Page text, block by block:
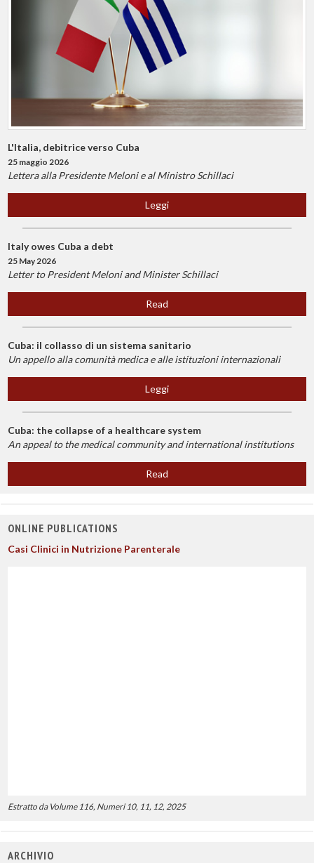
L'Italia, debitrice verso Cuba
25 maggio 2026
Lettera alla Presidente Meloni e al Ministro Schillaci
Leggi
Italy owes Cuba a debt
25 May 2026
Letter to President Meloni and Minister Schillaci
Read
Cuba: il collasso di un sistema sanitario
Un appello alla comunità medica e alle istituzioni internazionali
Leggi
Cuba: the collapse of a healthcare system
An appeal to the medical community and international institutions
Read
ONLINE PUBLICATIONS
Casi Clinici in Nutrizione Parenterale
Estratto da Volume 116, Numeri 10, 11, 12, 2025
ARCHIVIO